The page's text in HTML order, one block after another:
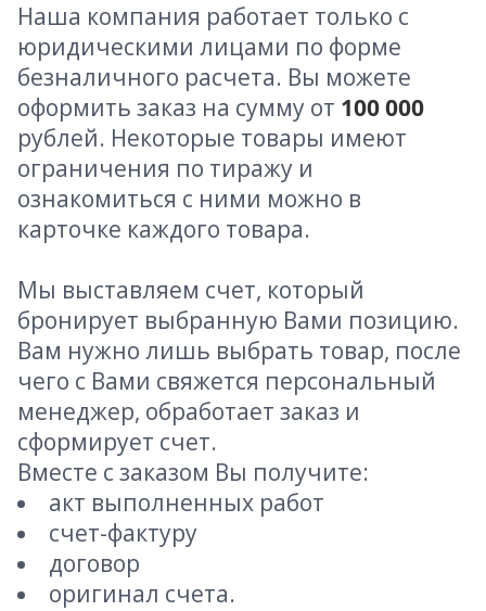
Наша компания работает только с
юридическими лицами по форме
безналичного расчета. Вы можете
оформить заказ на сумму от 100 000
рублей. Некоторые товары имеют
ограничения по тиражу и
ознакомиться с ними можно в
карточке каждого товара.
Мы выставляем счет, который
бронирует выбранную Вами позицию.
Вам нужно лишь выбрать товар, после
чего с Вами свяжется персональный
менеджер, обработает заказ и
сформирует счет.
Вместе с заказом Вы получите:
акт выполненных работ
счет-фактуру
договор
оригинал счета.